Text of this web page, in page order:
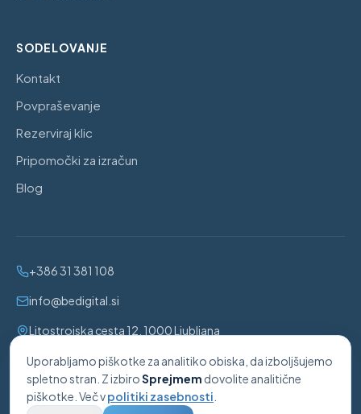
SODELOVANJE
Kontakt
Povpraševanje
Rezerviraj klic
Pripomočki za izračun
Blog
+386 31 381 108
info@bedigital.si
Litostrojska cesta 12, 1000 Ljubljana
BeDigital, digitalne rešitve in svetovanje, Sandi Benec s.p.
·
Davčna št.:98231723· Matična št.:8598878000
©2026BeDigital. Vse pravice pridržane.
Uporabljamo piškotke za analitiko obiska, da izboljšujemo
spletno stran. Z izbiroSprejmem dovolite analitične
piškotke. Več vpolitiki zasebnosti